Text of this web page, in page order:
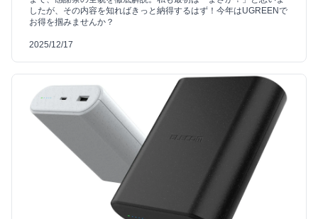
したが、その内容を知ればきっと納得するはず！今年はUGREENで
お得を掴みませんか？
2025/12/17